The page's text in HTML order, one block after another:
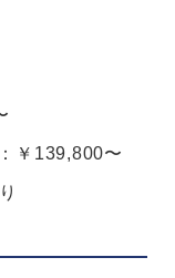
￥139,800〜